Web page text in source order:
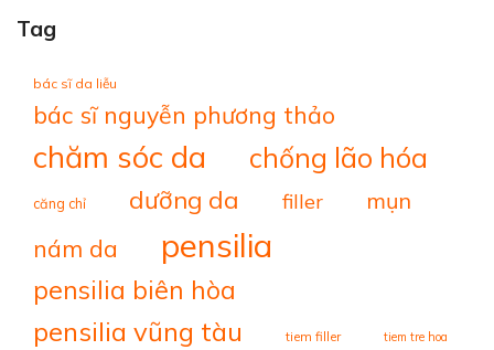
Tag
bác sĩ da liễu
bác sĩ nguyễn phương thảo
chăm sóc da chống lão hóa
căng chỉ dưỡng da filler mụn
nám da pensilia
pensilia biên hòa
pensilia vũng tàu tiem filler tiem tre hoa